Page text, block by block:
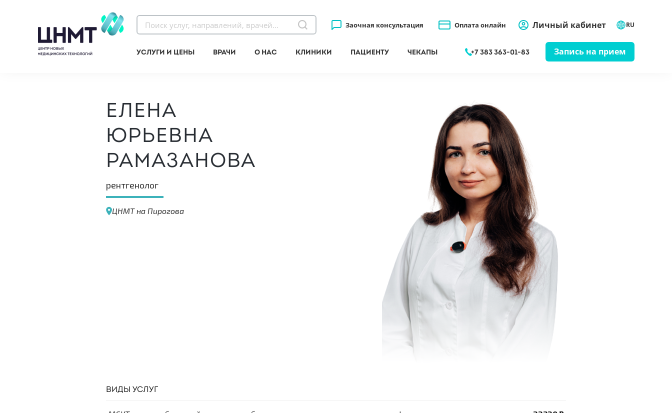
Заочная консультация Оплата онлайн Личный кабинет RU
Услуги и цены Врачи О нас Клиники Пациенту Чекапы +7 383 363-01-83 Запись на прием
Елена
Юрьевна
Рамазанова
рентгенолог
ЦНМТ на Пирогова
ВИДЫ УСЛУГ